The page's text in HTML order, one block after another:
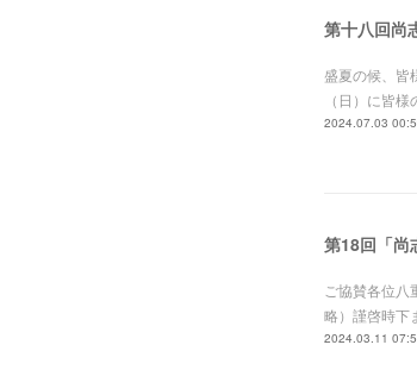
第十八回尚
盛夏の候、皆
（日）に皆
2024.07.03
第18回「尚
ご協賛各位
略）謹啓時下
2024.03.11